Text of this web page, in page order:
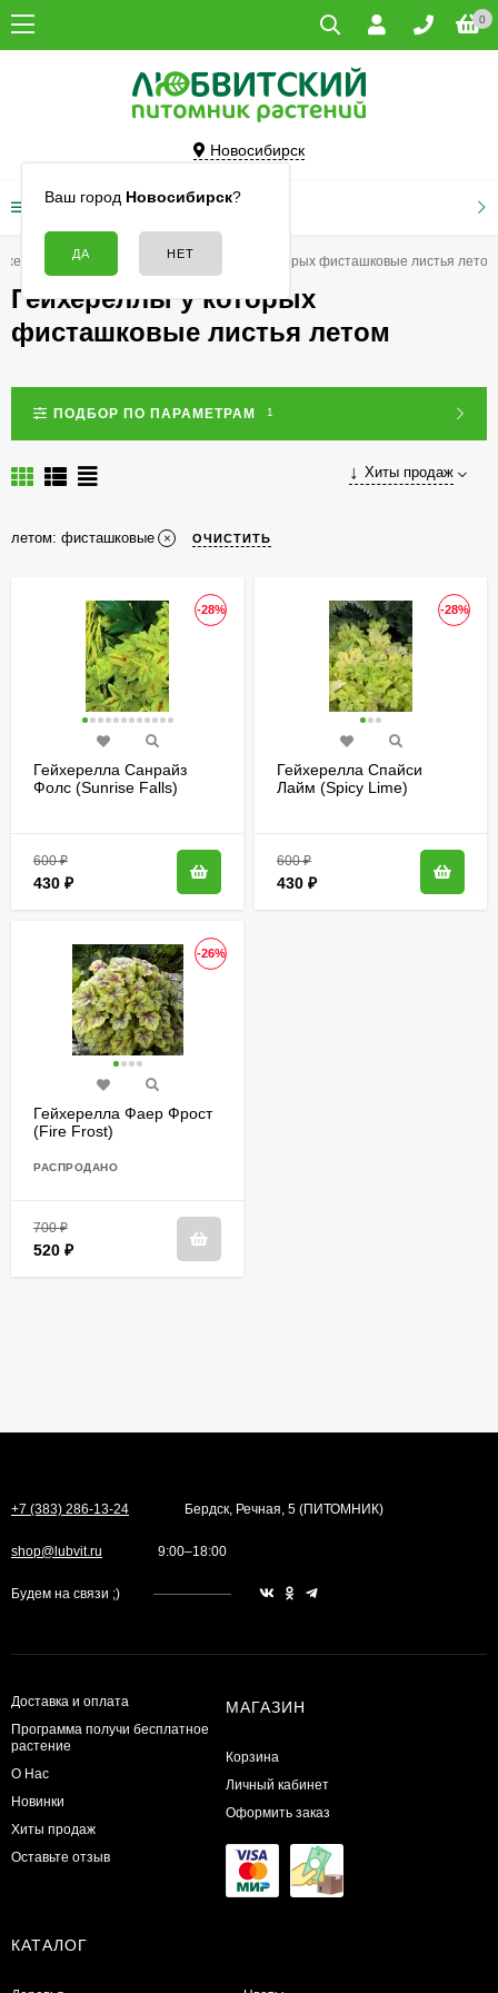
0
Новосибирск
Ваш город Новосибирск?
КАТАЛОГ ТОВАРОВ
Гейхереллы Гейхереллы у которых фисташковые листья летом
Гейхереллы у которых
фисташковые листья летом
ПОДБОР ПО ПАРАМЕТРАМ 1
Хиты продаж
летом: фисташковые ОЧИСТИТЬ
-28%
Гейхерелла Санрайз
Фолс (Sunrise Falls)
600₽
430 ₽
-28%
Гейхерелла Спайси
Лайм (Spicy Lime)
600₽
430 ₽
-26%
Гейхерелла Фаер Фрост
(Fire Frost)
РАСПРОДАНО
700₽
520 ₽
+7 (383) 286-13-24 Бердск, Речная, 5 (ПИТОМНИК)
shop@lubvit.ru 9:00–18:00
Будем на связи ;)
Доставка и оплата
Программа получи бесплатное
растение
О Нас
Новинки
Хиты продаж
Оставьте отзыв
МАГАЗИН
Корзина
Личный кабинет
Оформить заказ
КАТАЛОГ